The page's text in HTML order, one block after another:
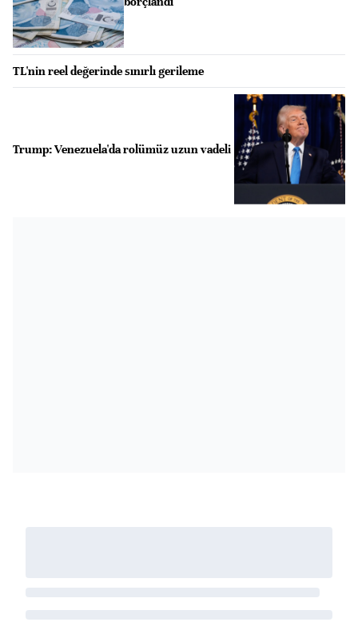
TL'nin reel değerinde sınırlı gerileme
Trump: Venezuela'da rolümüz uzun vadeli